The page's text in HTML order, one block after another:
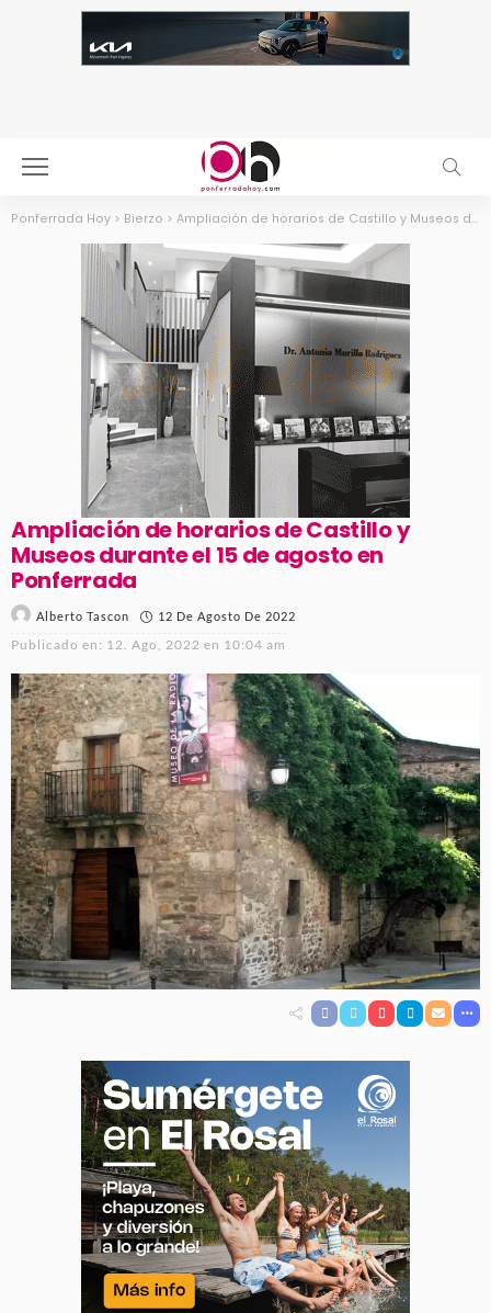
Ponferrada Hoy > Bierzo > Ampliación de horarios de Castillo y Museos durante el 15 de agosto en Ponferrada
Ampliación de horarios de Castillo y
Museos durante el 15 de agosto en
Ponferrada
Alberto Tascon 12 De Agosto De 2022
Publicado en: 12. Ago, 2022 en 10:04 am